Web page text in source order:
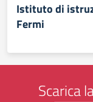
Istituto di
Fermi
Scarica